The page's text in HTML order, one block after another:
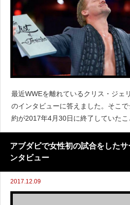
最近WWEを離れているクリス・ジェ
のインタビューに答えました。そこ
約が2017年4月30日に終了していた
す。 (さらに&hellip;)
アブダビで女性初の試合をした
ンタビュー
2017.12.09